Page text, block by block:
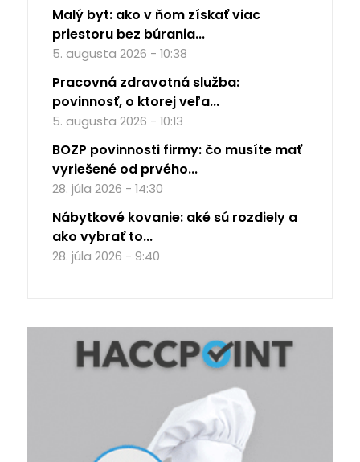
Malý byt: ako v ňom získať viac
priestoru bez búrania...
5. augusta 2026 - 10:38
Pracovná zdravotná služba:
povinnosť, o ktorej veľa...
5. augusta 2026 - 10:13
BOZP povinnosti firmy: čo musíte mať
vyriešené od prvého...
28. júla 2026 - 14:30
Nábytkové kovanie: aké sú rozdiely a
ako vybrať to...
28. júla 2026 - 9:40